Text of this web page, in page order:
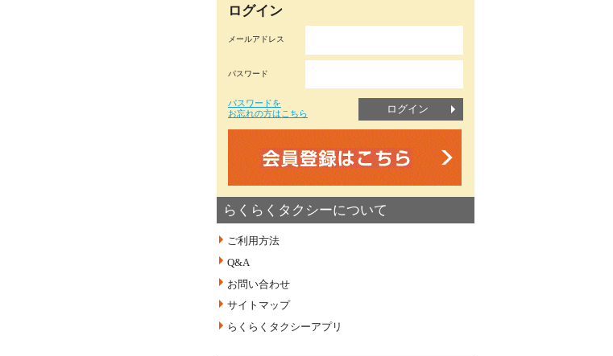
ログイン
メールアドレス
パスワード
パスワードを
お忘れの方はこちら
ログイン
らくらくタクシーについて
ご利用方法
Q&A
お問い合わせ
サイトマップ
らくらくタクシーアプリ